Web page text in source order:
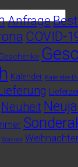
Anfrage
COVID-
Kalender Kalender-
Neuheit
Wasser